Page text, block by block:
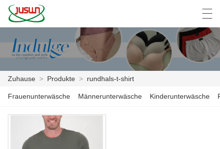
ZUHAUSE
PRODUKTE
NACHRICHTEN
Deutsch English Español
Zuhause > Produkte > rundhals-t-shirt
Frauenunterwäsche Männerunterwäsche Kinderunterwäsche